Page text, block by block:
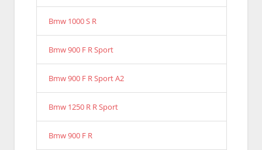
Bmw 1000 S R
Bmw 900 F R Sport
Bmw 900 F R Sport A2
Bmw 1250 R R Sport
Bmw 900 F R